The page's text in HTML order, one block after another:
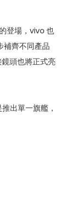
登場，vivo 也
補齊不同產品
頭也將正式亮
出單一旗艦，